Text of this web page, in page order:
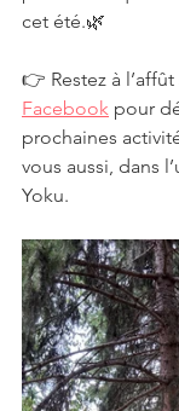
cet été.🌿
👉 Restez à
Facebook pour
prochaines
vous aussi, dans
Yoku.